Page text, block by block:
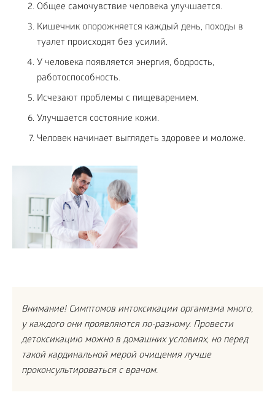
Общее самочувствие человека улучшается.
Кишечник опорожняется каждый день, походы в
туалет происходят без усилий.
У человека появляется энергия, бодрость,
работоспособность.
Исчезают проблемы с пищеварением.
Улучшается состояние кожи.
Человек начинает выглядеть здоровее и моложе.
Внимание! Симптомов интоксикации организма много,
у каждого они проявляются по-разному. Провести
детоксикацию можно в домашних условиях, но перед
такой кардинальной мерой очищения лучше
проконсультироваться с врачом.